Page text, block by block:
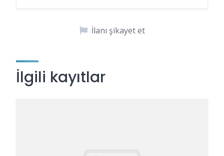
İlanı şikayet et
İlgili kayıtlar